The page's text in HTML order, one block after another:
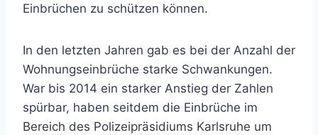
Einbrüchen zu schützen können.
In den letzten Jahren gab es bei der Anzahl der
Wohnungseinbrüche starke Schwankungen.
War bis 2014 ein starker Anstieg der Zahlen
spürbar, haben seitdem die Einbrüche im
Bereich des Polizeipräsidiums Karlsruhe um